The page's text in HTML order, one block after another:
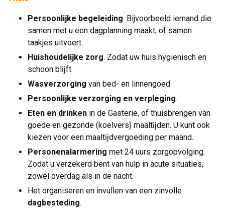
Persoonlĳke begeleiding. Bijvoorbeeld iemand die
samen met u een dagplanning maakt, of samen
taakjes uitvoert.
Huishoudelĳke zorg. Zodat uw huis hygiënisch en
schoon blĳft.
Wasverzorging van bed- en linnengoed
Persoonlĳke verzorging en verpleging.
Eten en drinken in de Gasterie, of thuisbrengen van
goede en gezonde (koelvers) maaltĳden. U kunt ook
kiezen voor een maaltĳdvergoeding per maand.
Personenalarmering met 24 uurs zorgopvolging.
Zodat u verzekerd bent van hulp in acute situaties,
zowel overdag als in de nacht.
Het organiseren en invullen van een zinvolle
dagbesteding.